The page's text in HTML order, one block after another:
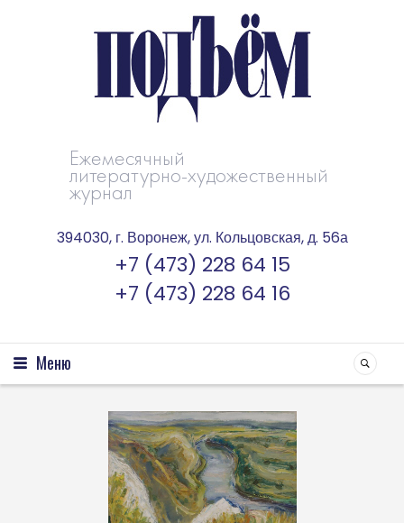
Ежемесячный
литературно-художественный
журнал
394030, г. Воронеж, ул. Кольцовская, д. 56а
+7 (473) 228 64 15
+7 (473) 228 64 16
Меню